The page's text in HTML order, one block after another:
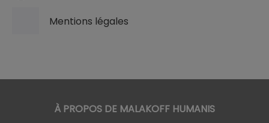
Mentions légales
À PROPOS DE MALAKOFF HUMANIS